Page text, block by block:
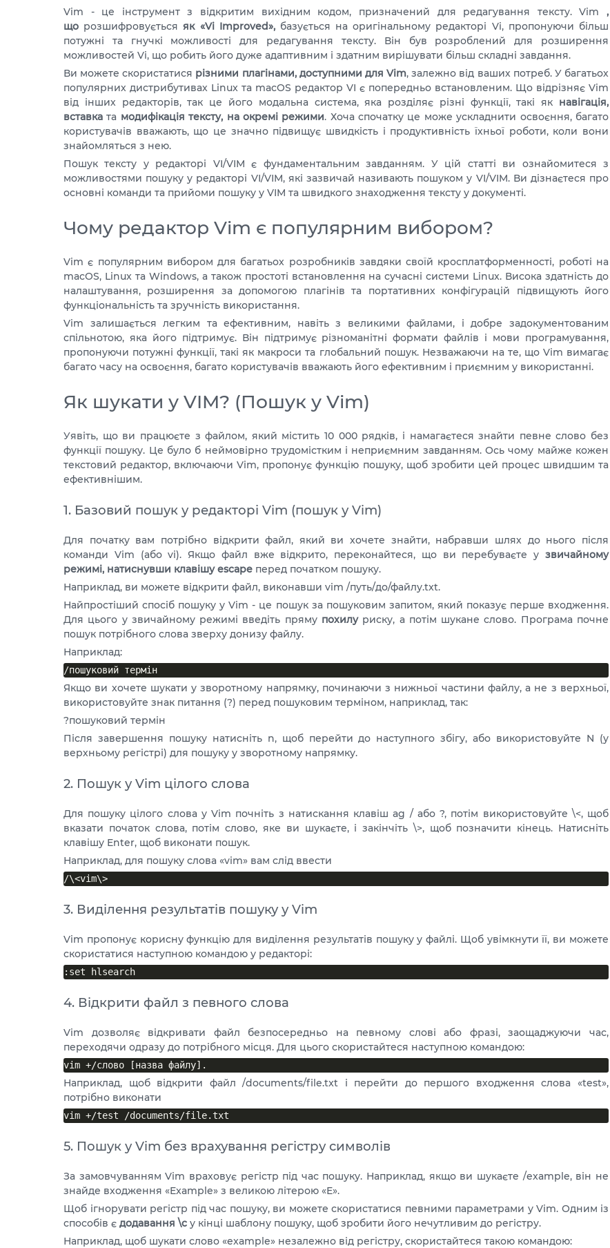
Vim - це інструмент з відкритим вихідним кодом, призначений для редагування тексту. Vim ,
що розшифровуєтьсяяк «Vi Improved»,базується на оригінальному редакторі Vi, пропонуючи більш
потужні та гнучкі можливості для редагування тексту. Він був розроблений для розширення
можливостей Vi, що робить його дуже адаптивним і здатним вирішувати більш складні завдання.
Ви можете скористатися різними плагінами, доступними для Vim, залежно від ваших потреб. У багатьох
популярних дистрибутивах Linux та macOS редактор VI є попередньо встановленим. Що відрізняє Vim
від інших редакторів, так це його модальна система, яка розділяє різні функції, такі як навігація,
вставка та модифікація тексту, на окремі режими. Хоча спочатку це може ускладнити освоєння, багато
користувачів вважають, що це значно підвищує швидкість і продуктивність їхньої роботи, коли вони
знайомляться з нею.
Пошук тексту у редакторі VI/VIM є фундаментальним завданням. У цій статті ви ознайомитеся з
можливостями пошуку у редакторі VI/VIM, які зазвичай називають пошуком у VI/VIM. Ви дізнаєтеся про
основні команди та прийоми пошуку у VIM та швидкого знаходження тексту у документі.
Чому редактор Vim є популярним вибором?
Vim є популярним вибором для багатьох розробників завдяки своїй кросплатформенності, роботі на
macOS, Linux та Windows, а також простоті встановлення на сучасні системи Linux. Висока здатність до
налаштування, розширення за допомогою плагінів та портативних конфігурацій підвищують його
функціональність та зручність використання.
Vim залишається легким та ефективним, навіть з великими файлами, і добре задокументованим
спільнотою, яка його підтримує. Він підтримує різноманітні формати файлів і мови програмування,
пропонуючи потужні функції, такі як макроси та глобальний пошук. Незважаючи на те, що Vim вимагає
багато часу на освоєння, багато користувачів вважають його ефективним і приємним у використанні.
Як шукати у VIM? (Пошук у Vim)
Уявіть, що ви працюєте з файлом, який містить 10 000 рядків, і намагаєтеся знайти певне слово без
функції пошуку. Це було б неймовірно трудомістким і неприємним завданням. Ось чому майже кожен
текстовий редактор, включаючи Vim, пропонує функцію пошуку, щоб зробити цей процес швидшим та
ефективнішим.
1. Базовий пошук у редакторі Vim (пошук у Vim)
Для початку вам потрібно відкрити файл, який ви хочете знайти, набравши шлях до нього після
команди Vim (або vi). Якщо файл вже відкрито, переконайтеся, що ви перебуваєте у звичайному
режимі, натиснувши клавішу escape перед початком пошуку.
Наприклад, ви можете відкрити файл, виконавши vim /путь/до/файлу.txt.
Найпростіший спосіб пошуку у Vim - це пошук за пошуковим запитом, який показує перше входження.
Для цього у звичайному режимі введіть пряму похилуриску, а потім шукане слово. Програма почне
пошук потрібного слова зверху донизу файлу.
Наприклад:
Якщо ви хочете шукати у зворотному напрямку, починаючи з нижньої частини файлу, а не з верхньої,
використовуйте знак питання (?) перед пошуковим терміном, наприклад, так:
?пошуковий термін
Після завершення пошуку натисніть n, щоб перейти до наступного збігу, або використовуйте N (у
верхньому регістрі) для пошуку у зворотному напрямку.
2. Пошук у Vim цілого слова
Для пошуку цілого слова у Vim почніть з натискання клавіш ag / або ?, потім використовуйте \<, щоб
вказати початок слова, потім слово, яке ви шукаєте, і закінчіть \>, щоб позначити кінець. Натисніть
клавішу Enter, щоб виконати пошук.
Наприклад, для пошуку слова «vim» вам слід ввести
3. Виділення результатів пошуку у Vim
Vim пропонує корисну функцію для виділення результатів пошуку у файлі. Щоб увімкнути її, ви можете
скористатися наступною командою у редакторі:
4. Відкрити файл з певного слова
Vim дозволяє відкривати файл безпосередньо на певному слові або фразі, заощаджуючи час,
переходячи одразу до потрібного місця. Для цього скористайтеся наступною командою:
Наприклад, щоб відкрити файл /documents/file.txt і перейти до першого входження слова «test»,
потрібно виконати
5. Пошук у Vim без врахування регістру символів
За замовчуванням Vim враховує регістр під час пошуку. Наприклад, якщо ви шукаєте /example, він не
знайде входження «Example» з великою літерою «E».
Щоб ігнорувати регістр під час пошуку, ви можете скористатися певними параметрами у Vim. Одним із
способів є додавання \c у кінці шаблону пошуку, щоб зробити його нечутливим до регістру.
Наприклад, щоб шукати слово «example» незалежно від регістру, скористайтеся такою командою: